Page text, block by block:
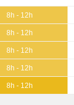
8h - 12h
8h - 12h
8h - 12h
8h - 12h
8h - 12h